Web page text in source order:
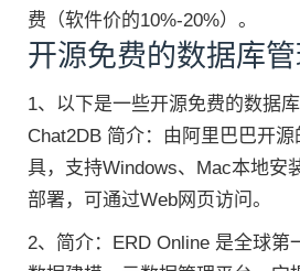
费（软件价的10%-20%）。
开源免费的数据库
1、以下是一些开源免费的数据库
Chat2DB 简介：由阿里巴巴开
具，支持Windows、Mac本地安
部署，可通过Web网页访问。
2、简介：ERD Online 是全球第